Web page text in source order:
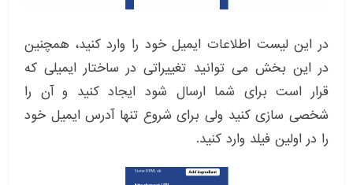
در این لیست اطلاعات ایمیل خود را وارد کنید، همچنین
در این بخش می توانید تغییراتی در ساختار ایمیلی که
قرار است برای شما ارسال شود ایجاد کنید و آن را
شخصی سازی کنید ولی برای شروع تنها آدرس ایمیل خود
را در اولین فیلد وارد کنید.